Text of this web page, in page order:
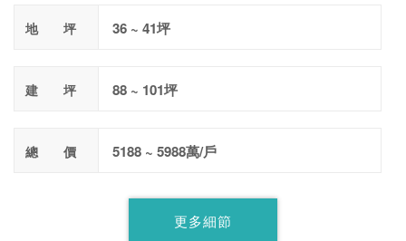
地 坪 36 ~ 41坪
建 坪 88 ~ 101坪
總 價 5188 ~ 5988萬/戶
更多細節